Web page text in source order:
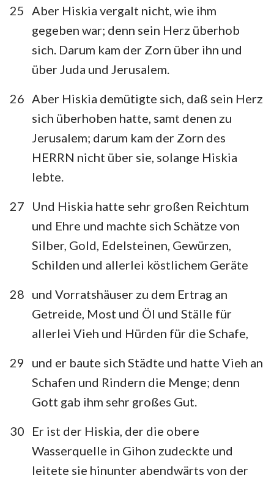
25
Aber Hiskia vergalt nicht, wie ihm
gegeben war; denn sein Herz überhob
sich. Darum kam der Zorn über ihn und
über Juda und Jerusalem.
26 Aber Hiskia demütigte sich, daß sein Herz
sich überhoben hatte, samt denen zu
Jerusalem; darum kam der Zorn des
HERRN nicht über sie, solange Hiskia
lebte.
27
Und Hiskia hatte sehr großen Reichtum
und Ehre und machte sich Schätze von
Silber, Gold, Edelsteinen, Gewürzen,
Schilden und allerlei köstlichem Geräte
28 und Vorratshäuser zu dem Ertrag an
Getreide, Most und Öl und Ställe für
allerlei Vieh und Hürden für die Schafe,
29
und er baute sich Städte und hatte Vieh an
Schafen und Rindern die Menge; denn
Gott gab ihm sehr großes Gut.
30
Er ist der Hiskia, der die obere
Wasserquelle in Gihon zudeckte und
leitete sie hinunter abendwärts von der